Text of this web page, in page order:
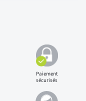
Paiement
sécurisés